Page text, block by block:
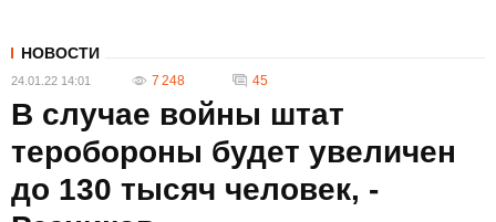
НОВОСТИ
24.01.22 14:01 7 248 45
В случае войны штат
теробороны будет увеличен
до 130 тысяч человек, -